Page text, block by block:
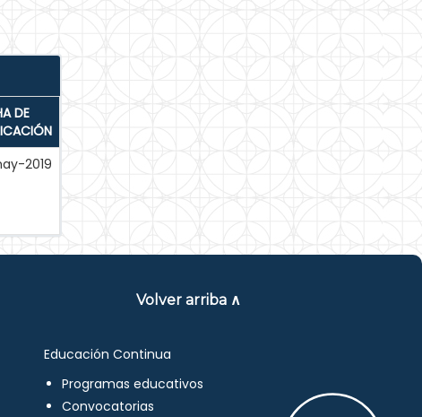
DE
2019
Volver arriba ∧
Educación Continua
Programas educativos
Convocatorias